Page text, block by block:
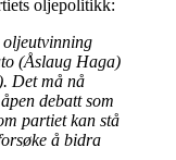
oljepolitikk:
oljeutvinning
(Åslaug Haga)
Det må nå
debatt som
partiet kan stå
å bidra